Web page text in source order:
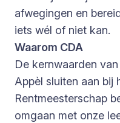
afwegingen en
iets wél of niet kan.
Waarom CDA
De kernwaarden
Appèl sluiten aan bij
Rentmeesterschap
omgaan met onze